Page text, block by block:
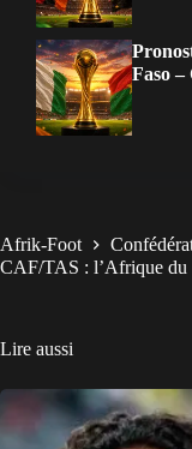
Faso –
Afrik-Foot
CAF/TAS : l’Afrique du
Lire aussi